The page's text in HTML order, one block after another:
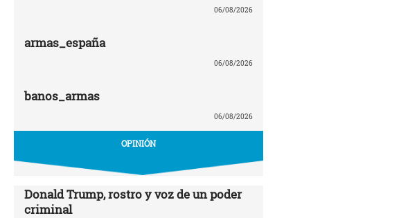
06/08/2026
armas_españa
06/08/2026
banos_armas
06/08/2026
OPINIÓN
Donald Trump, rostro y voz de un poder
criminal